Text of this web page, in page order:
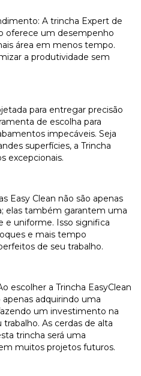
A trincha Expert de
oferece um desempenho
área em menos tempo.
a produtividade sem
para entregar precisão
de escolha para
impecáveis. Seja
superfícies, a Trincha
excepcionais.
Easy Clean não são apenas
elas também garantem uma
e uniforme. Isso significa
e mais tempo
de seu trabalho.
escolher a Trincha EasyClean
apenas adquirindo uma
um investimento na
As cerdas de alta
trincha será uma
muitos projetos futuros.